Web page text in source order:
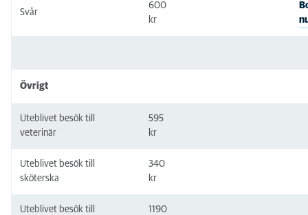
Svår
600
kr
Övrigt
Uteblivet besök till
veterinär
595
kr
Uteblivet besök till
sköterska
340
kr
Uteblivet besök till
1190